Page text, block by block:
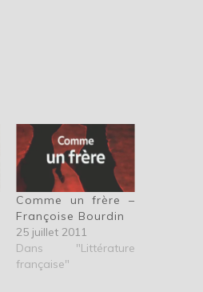
Comme un frère –
Françoise Bourdin
25 juillet 2011
Dans "Littérature
française"